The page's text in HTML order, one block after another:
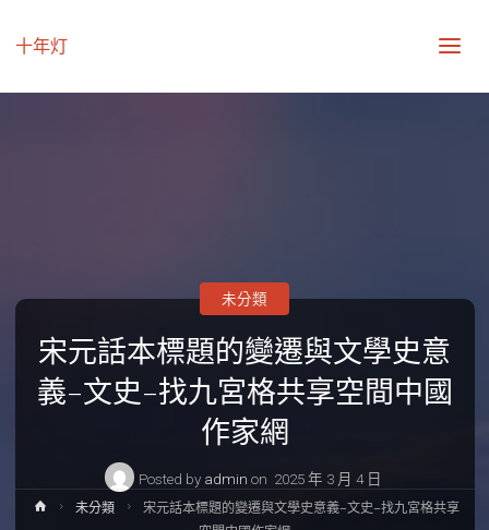
十年灯
宋元話本標題的變遷與文學史意
義–文史–找九宮格共享空間中國
作家網
Posted by admin on 2025 年 3 月 4 日
未分類
Home未分類
宋元話本標題的變遷與文學史意義–文史–找九宮格共享